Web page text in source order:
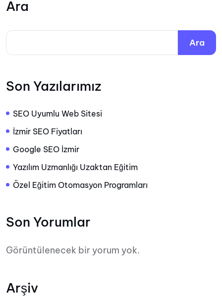
Ara
Ara
Son Yazılarımız
SEO Uyumlu Web Sitesi
İzmir SEO Fiyatları
Google SEO İzmir
Yazılım Uzmanlığı Uzaktan Eğitim
Özel Eğitim Otomasyon Programları
Son Yorumlar
Görüntülenecek bir yorum yok.
Arşiv